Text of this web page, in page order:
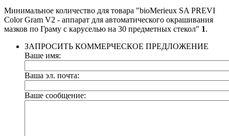
Минимальное количество для товара "bioMerieux SA PREVI
Color Gram V2 - аппарат для автоматического окрашивания
мазков по Граму c каруселью на 30 предметных стекол" 1.
ЗАПРОСИТЬ КОММЕРЧЕСКОЕ ПРЕДЛОЖЕНИЕ
Ваше имя:
Ваша эл. почта:
Ваше сообщение: